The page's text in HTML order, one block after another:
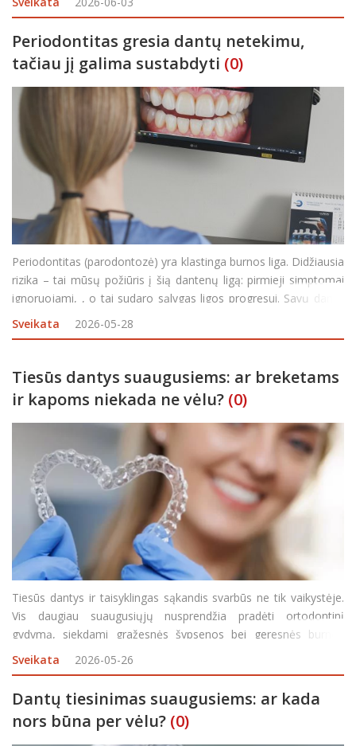
svarbų dokumentą – Europos sv
Periodontitas gresia dantų netekimu,
tačiau jį galima sustabdyti (0)
Periodontitas (parodontozė) yra klastinga burnos liga. Didžiausia
rizika – tai mūsų požiūris į šią dantenų ligą: pirmieji simptomai
ignoruojami, , o tai sudaro sąlygas ligos progresui. Savų dantų
netekimas – sudėtingiausia komplikacija, kurią sukelia
periodontitas. Gera žinia &nda
Sveikata 2026-05-28
Tiesūs dantys suaugusiems: ar breketams
ir kapoms niekada ne vėlu? (0)
Tiesūs dantys ir taisyklingas sąkandis svarbūs ne tik vaikystėje.
Vis daugiau suaugusiųjų nusprendžia pradėti ortodontinį
gydymą, siekdami gražesnės šypsenos bei geresnės burnos
sveikatos. Šiuolaikinės technologijos leidžia tai daryti pasitelkiant
nematomas dantų kapas arba modernius b
Sveikata 2026-05-26
Dantų tiesinimas suaugusiems: ar kada
nors būna per vėlu? (0)